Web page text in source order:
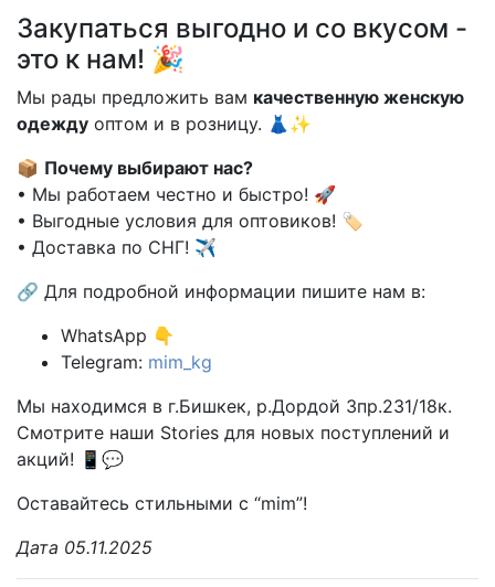
Закупаться выгодно и со вкусом -
это к нам! 🎉
Мы рады предложить вам качественную женскую
одежду оптом и в розницу. 👗✨
📦 Почему выбирают нас?
• Мы работаем честно и быстро! 🚀
• Выгодные условия для оптовиков! 🏷️
• Доставка по СНГ! ✈️
🔗 Для подробной информации пишите нам в:
WhatsApp 👇
Telegram: mim_kg
Мы находимся в г.Бишкек, р.Дордой 3пр.231/18к.
Смотрите наши Stories для новых поступлений и
акций! 📱💬
Оставайтесь стильными с “mim”!
Дата 05.11.2025